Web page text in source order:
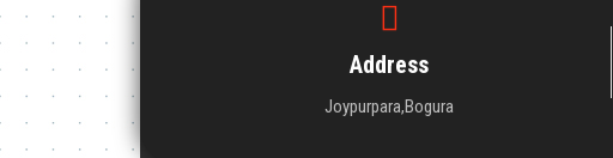
Address
Joypurpara,Bogura